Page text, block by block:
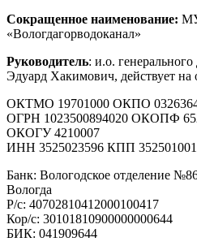
Сокращенное наименование:
«Вологдагорводоканал»
Руководитель: и.о.
Эдуард Хакимович, действует на
ОКТМО 19701000 ОКПО
ОГРН 1023500894020 ОКОПФ
ОКОГУ 4210007
ИНН 3525023596 КПП 352501001
Банк: Вологодское отделение
Вологда
Р/с: 40702810412000100417
Кор/с: 30101810900000000644
БИК: 041909644